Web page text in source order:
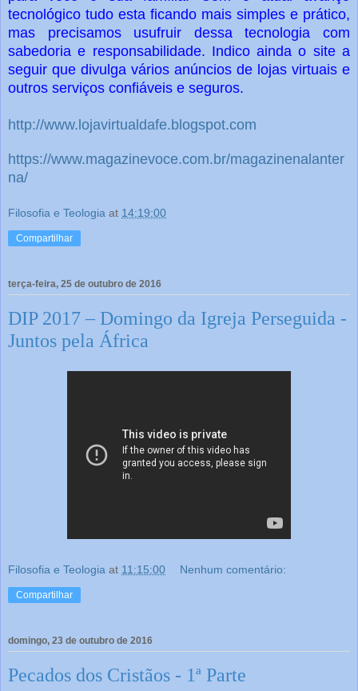
tecnológico tudo esta ficando mais simples e prático,
mas precisamos usufruir dessa tecnologia com
sabedoria e responsabilidade. Indico ainda o site a
seguir que divulga vários anúncios de lojas virtuais e
outros serviços confiáveis e seguros.
http://www.lojavirtualdafe.blogspot.com
https://www.magazinevoce.com.br/magazinenalanter
na/
Filosofia e Teologia at 14:19:00
Compartilhar
terça-feira, 25 de outubro de 2016
DIP 2017 – Domingo da Igreja Perseguida -
Juntos pela África
Filosofia e Teologia at 11:15:00 Nenhum comentário:
Compartilhar
domingo, 23 de outubro de 2016
Pecados dos Cristãos - 1ª Parte